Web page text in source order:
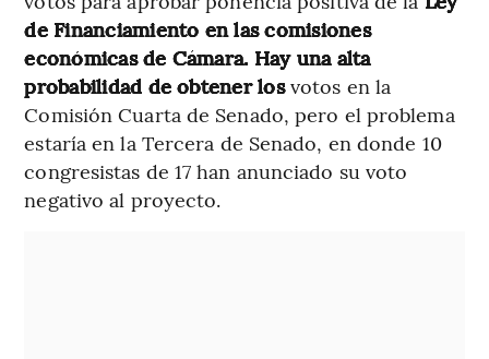
de Financiamiento en las comisiones
económicas de Cámara. Hay una alta
probabilidad de obtener losvotos en la
Comisión Cuarta de Senado, pero el problema
estaría en la Tercera de Senado, en donde 10
congresistas de 17 han anunciado su voto
negativo al proyecto.